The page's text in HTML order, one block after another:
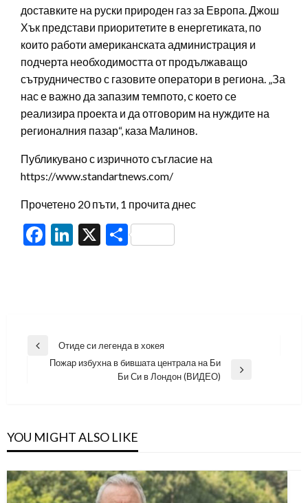
доставките на руски природен газ за Европа. Джош
Хък представи приоритетите в енергетиката, по
които работи американската администрация и
подчерта необходимостта от продължаващо
сътрудничество с газовите оператори в региона. „За
нас е важно да запазим темпото, с което се
реализира проекта и да отговорим на нуждите на
регионалния пазар“, каза Малинов.
Публикувано с изричното съгласие на
https://www.standartnews.com/
Прочетено 20 пъти, 1 прочита днес
Facebook
LinkedIn
X Share
Навигация
Previous
Отиде си легенда в хокея
Пожар избухна в бившата централа на Би
Би Си в Лондон (ВИДЕО)
YOU MIGHT ALSO LIKE